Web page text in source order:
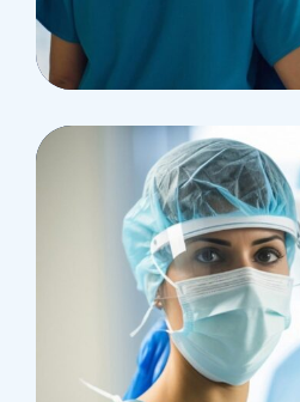
Pharmacy
Supraventricular